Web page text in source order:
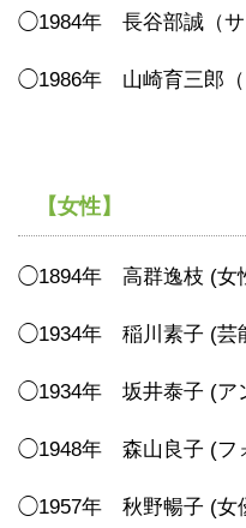
◯1984年 長谷部誠（サ
◯1986年 山崎育三郎（
【女性】
◯1894年 高群逸枝 (女
◯1934年 稲川素子 (芸
◯1934年 坂井泰子 (ア
◯1948年 森山良子 (フ
◯1957年 秋野暢子 (女